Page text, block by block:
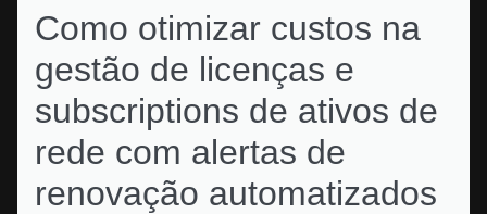
Como otimizar custos na
gestão de licenças e
subscriptions de ativos de
rede com alertas de
renovação automatizados